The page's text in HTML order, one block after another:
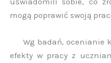
mogą poprawić swoją
Wg badań, ocenianie
efekty w pracy z